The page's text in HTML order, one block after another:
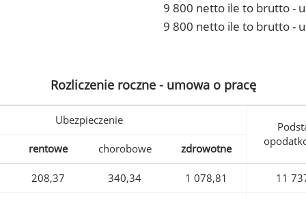
9 800 netto ile to brutto -
9 800 netto ile to brutto -
Rozliczenie roczne - umowa o pracę
Ubezpieczenie
rentowe chorobowe zdrowotne
208,37 340,34 1 078,81 11